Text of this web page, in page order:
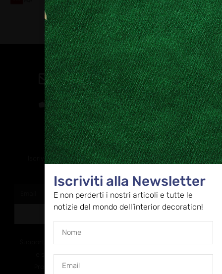
Contatti
direzione@allestire.online
0471 366087
Rimaniamo in contatto
Iscriviti alla nostra newsletter per ricevere tutti gli ultimi
Supportato dalla Provincia di Bolzano con ricerca
e sviluppo Fascicolo n. 71.06.2024.00548
Provvedimento concessivo: decreto del
Iscriviti alla Newsletter
E non perderti i nostri articoli e tutte le
notizie del mondo dell’interior decoration!